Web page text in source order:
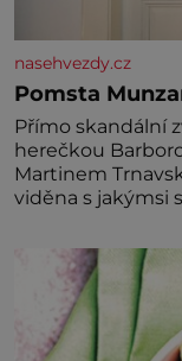
nasehvezdy.cz
Pomsta
Přímo skandální
herečkou
Martinem
viděna s jakýmsi